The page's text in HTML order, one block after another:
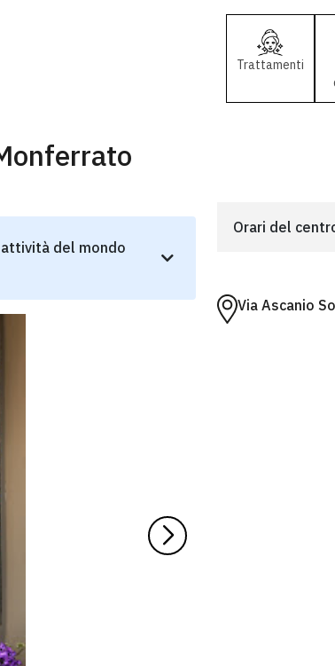
Trattamenti
del mondo
Orari del
Via Ascanio